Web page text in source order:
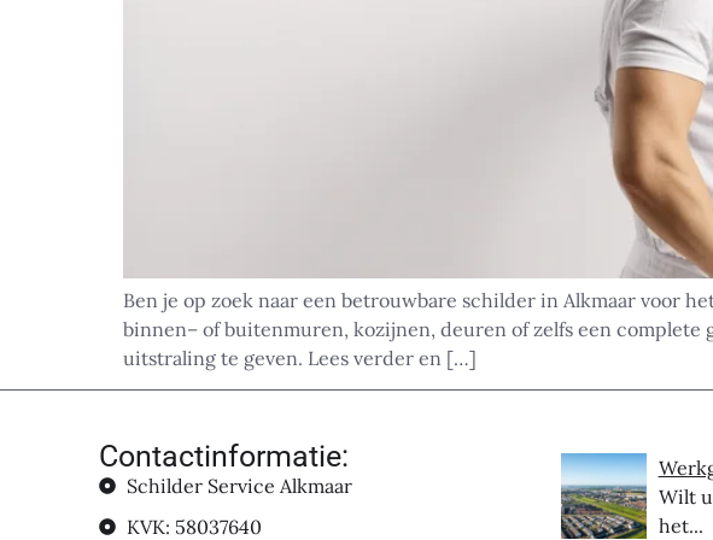
Ben je op zoek naar een betrouwbare schilder in Alkmaar voor
binnen– of buitenmuren, kozijnen, deuren of zelfs een complete
uitstraling te geven. Lees verder en […]
Contactinformatie:
Schilder Service Alkmaar
KVK: 58037640
Wilt
het...